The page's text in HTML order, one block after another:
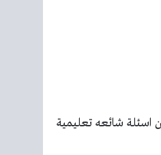
اسئلة شائعه تعليمية